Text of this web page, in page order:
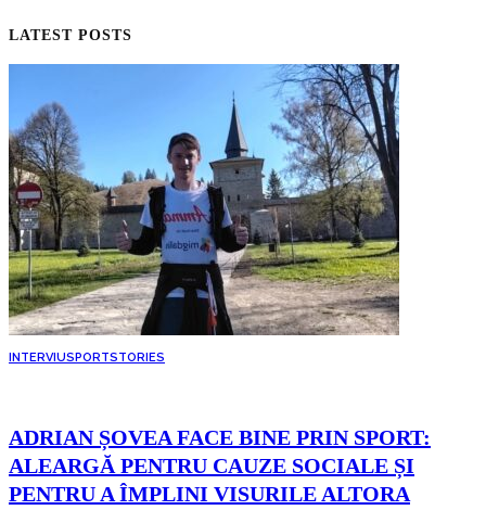
LATEST POSTS
INTERVIUSPORTSTORIES
ADRIAN ȘOVEA FACE BINE PRIN SPORT:
ALEARGĂ PENTRU CAUZE SOCIALE ȘI
PENTRU A ÎMPLINI VISURILE ALTORA